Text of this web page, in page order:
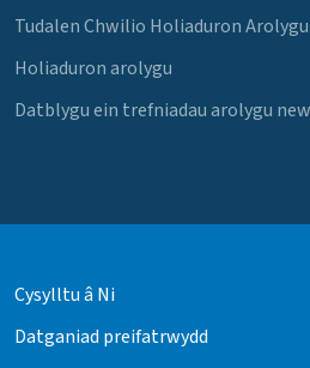
Tudalen Chwilio Holiaduron Arolygu
Holiaduron arolygu
Datblygu ein trefniadau arolygu
Cysylltu â Ni
Datganiad preifatrwydd